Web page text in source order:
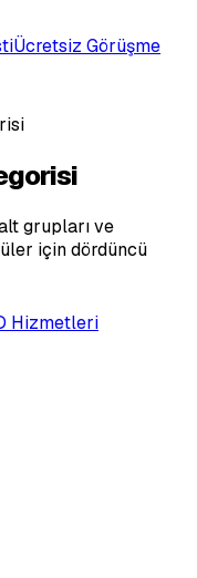
Ücretsiz Görüşme
grupları ve
için dördüncü
Hizmetleri